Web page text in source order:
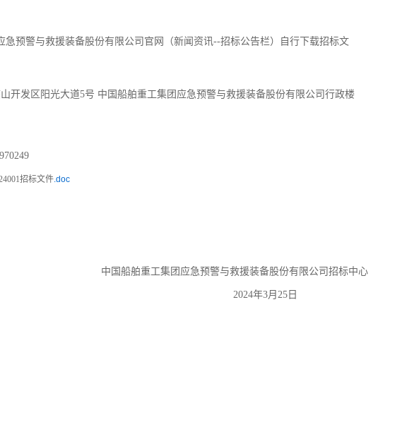
警与救援装备股份有限公司官网（新闻资讯--招标公告栏）自行下载招标文
发区阳光大道5号 中国船舶重工集团应急预警与救援装备股份有限公司行政楼
招标文件.doc
中国船舶重工集团应急预警与救援装备股份有限公司招标中心
2024年3月25日